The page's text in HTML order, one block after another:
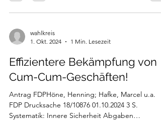
wahlkreis
1. Okt. 2024
1 Min. Lesezeit
Effizientere Bekämpfung von
Cum-Cum-Geschäften!
Antrag FDPHöne, Henning; Hafke, Marcel u.a.
FDP Drucksache 18/10876 01.10.2024 3 S.
Systematik: Innere Sicherheit Abgaben